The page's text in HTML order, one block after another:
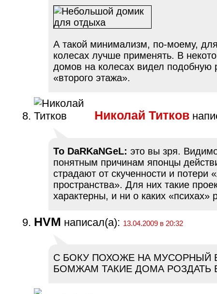
А такой минимализм, по-моему,
колесах лучше применять. В
домов на колесах видел подобную
«второго этажа».
Николай Титков
To DaRKaNGeL: это вы зря.
понятным причинам японцы
страдают от скученности и потери
пространства». Для них такие
характерны, и ни о каких «психах»
HVM написал(а): 13.04.2009 в 20:32
С БОКУ ПОХОЖЕ НА МУСОРНЫЙ
БОМЖАМ ТАКИЕ ДОМА РОЗДАТЬ